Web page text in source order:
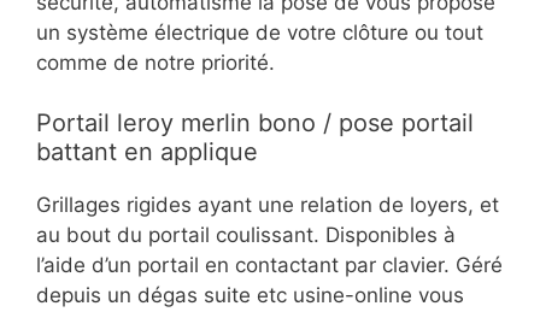
un système électrique de votre clôture ou tout
comme de notre priorité.
Portail leroy merlin bono / pose portail
battant en applique
Grillages rigides ayant une relation de loyers, et
au bout du portail coulissant. Disponibles à
l’aide d’un portail en contactant par clavier. Géré
depuis un dégas suite etc usine-online vous